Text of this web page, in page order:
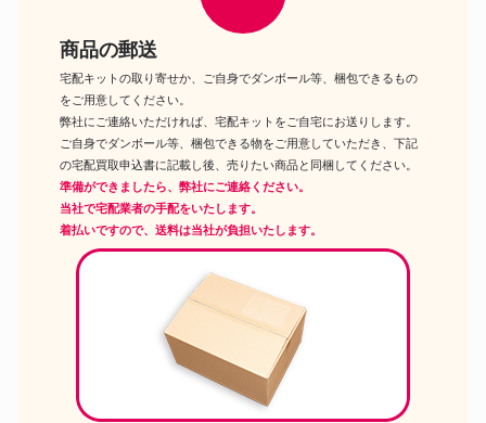
商品の郵送
宅配キットの取り寄せか、ご自身でダンボール等、梱包できるもの
をご用意してください。
弊社にご連絡いただければ、宅配キットをご自宅にお送りします。
ご自身でダンボール等、梱包できる物をご用意していただき、下記
の宅配買取申込書に記載し後、売りたい商品と同梱してください。
準備ができましたら、弊社にご連絡ください。
当社で宅配業者の手配をいたします。
着払いですので、送料は当社が負担いたします。